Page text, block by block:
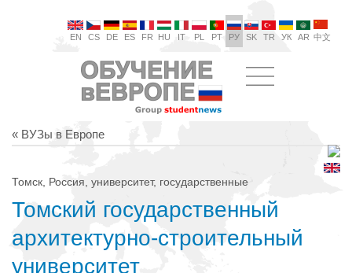
EN CS DE ES FR HU IT PL PT РУ SK TR УК AR 中文
« ВУЗы в Европе
Томск, Россия, университет, государственные
Томский государственный
архитектурно-строительный
университет